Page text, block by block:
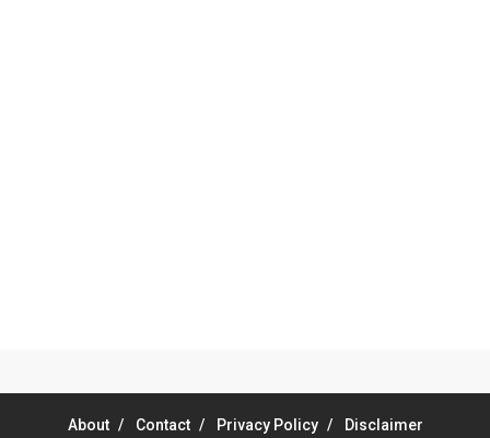
About Contact Privacy Policy Disclaimer